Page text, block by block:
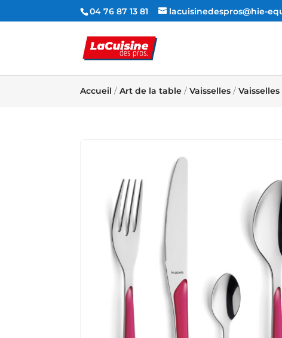
04 76 87 13 81 lacuisinedespros@hie-
Accueil /Art de la table /Vaisselles /